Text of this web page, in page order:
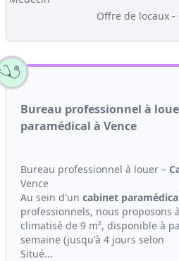
Offre de locaux -
Bureau professionnel à
paramédical à Vence
Bureau professionnel à louer –
Vence
Au sein d'un cabinet
professionnels, nous proposons
climatisé de 9 m², disponible à
semaine (jusqu'à 4 jours selon
Situé...